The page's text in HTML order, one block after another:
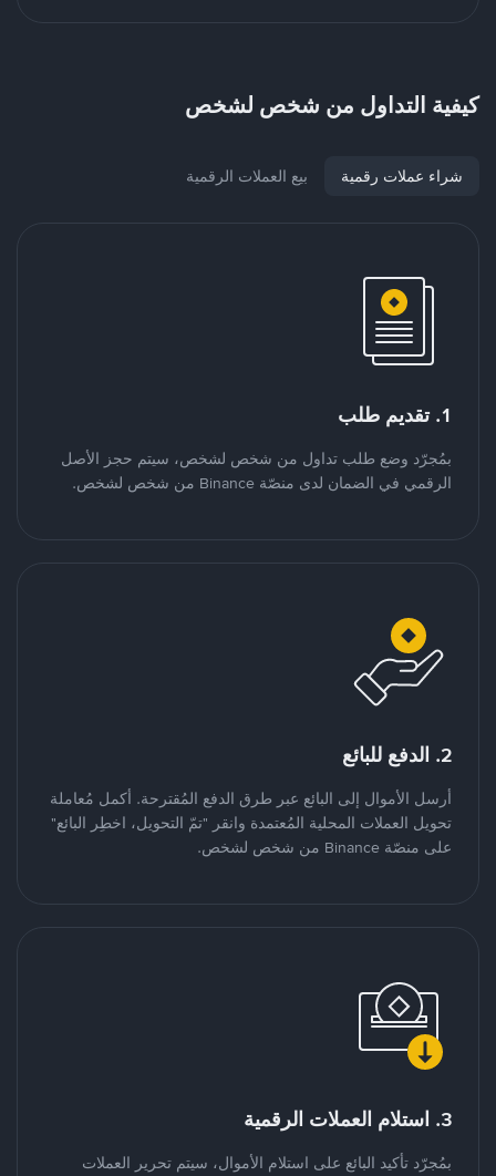
كيفية التداول من شخص لشخص
شراء عملات رقمية بيع العملات الرقمية
1. تقديم طلب
بمُجرّد وضع طلب تداول من شخص لشخص، سيتم حجز الأصل
الرقمي في الضمان لدى منصّة Binance من شخص لشخص.
2. الدفع للبائع
أرسل الأموال إلى البائع عبر طرق الدفع المُقترحة. أكمل مُعاملة
تحويل العملات المحلية المُعتمدة وانقر "تمّ التحويل، اخطِر البائع"
على منصّة Binance من شخص لشخص.
3. استلام العملات الرقمية
بمُجرّد تأكيد البائع على استلام الأموال، سيتم تحرير العملات